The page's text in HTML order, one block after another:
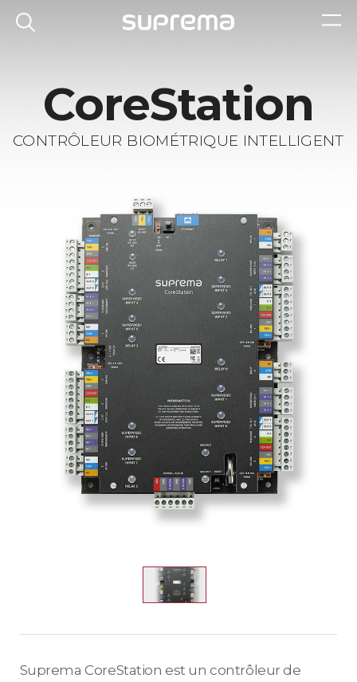
CoreStation
CONTRÔLEUR BIOMÉTRIQUE INTELLIGENT
Suprema CoreStation est un contrôleur de